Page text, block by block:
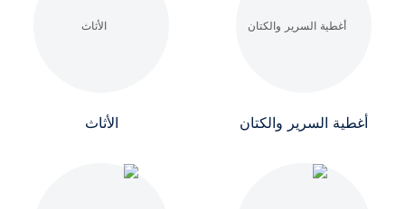
أغطية السرير والكتان الأثاث